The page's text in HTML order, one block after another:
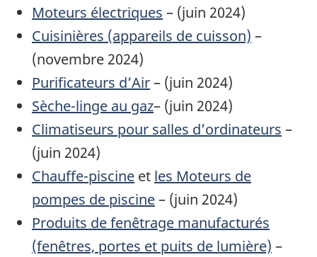
Moteurs électriques – (juin 2024)
Cuisinières (appareils de cuisson) –
(novembre 2024)
Purificateurs d’Air– (juin 2024)
Sèche-linge au gaz– (juin 2024)
Climatiseurs pour salles d’ordinateurs –
(juin 2024)
Chauffe-piscine et les Moteurs de
pompes de piscine– (juin 2024)
Produits de fenêtrage manufacturés
(fenêtres, portes et puits de lumière) –